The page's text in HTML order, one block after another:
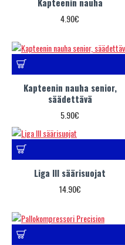
4.90€
Kapteenin nauha senior,
säädettävä
5.90€
Liga III säärisuojat
14.90€